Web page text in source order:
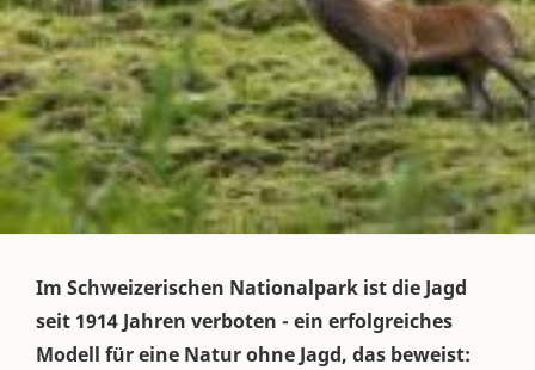
Im Schweizerischen Nationalpark ist die Jagd
seit 1914 Jahren verboten - ein erfolgreiches
Modell für eine Natur ohne Jagd, das beweist: